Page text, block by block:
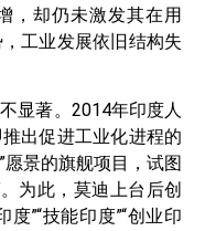
，却仍未激发其在用
工业发展依旧结构失
显著。2014年印度人
出促进工业化进程的
愿景的旗舰项目，试图
为此，莫迪上台后创
”“技能印度”“创业印